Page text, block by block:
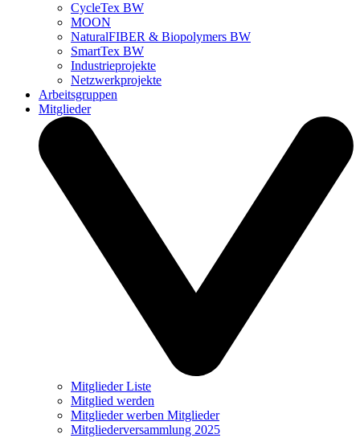
CycleTex BW
MOON
NaturalFIBER & Biopolymers BW
SmartTex BW
Industrieprojekte
Netzwerkprojekte
Arbeitsgruppen
Mitglieder
Mitglieder Liste
Mitglied werden
Mitglieder werben Mitglieder
Mitgliederversammlung 2025